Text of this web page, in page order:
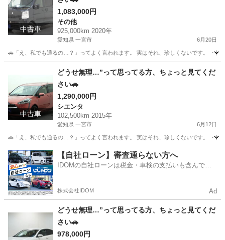
中古車
1,083,000円
その他
925,000km 2020年
愛知県 一宮市 6月20日
🚗「え、私でも通るの…？」ってよく言われます。 実はそれ、珍しくないです。 ・
その他
中古車
どうせ無理…”って思ってる方、ちょっと見てくだ
さい🚗
1,290,000円
シエンタ
102,500km 2015年
愛知県 一宮市 6月12日
🚗「え、私でも通るの…？」ってよく言われます。 実はそれ、珍しくないです。 ・
愛知 一宮市 シエンタ 頭金
【自社ローン】審査通らない方へ
IDOMの自社ローンは税金・車検の支払いも含んでい
株式会社IDOM Ad
どうせ無理…”って思ってる方、ちょっと見てくだ
さい🚗
978,000円